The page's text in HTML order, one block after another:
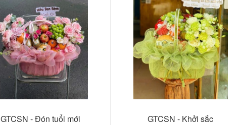
GTCSN - Đón tuổi mới
GTCSN - Khởi sắc